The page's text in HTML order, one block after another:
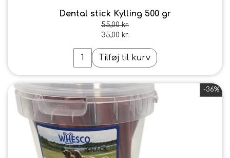
Dental stick Kylling 500 gr
55,00 kr.
35,00 kr.
Tilføj til kurv
-36%